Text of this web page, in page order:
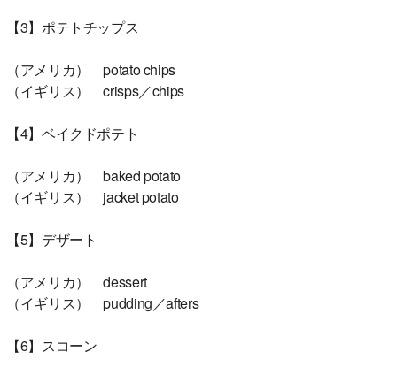
【3】ポテトチップス
（アメリカ） potato chips
（イギリス） crisps／chips
【4】ベイクドポテト
（アメリカ） baked potato
（イギリス） jacket potato
【5】デザート
（アメリカ） dessert
（イギリス） pudding／afters
【6】スコーン